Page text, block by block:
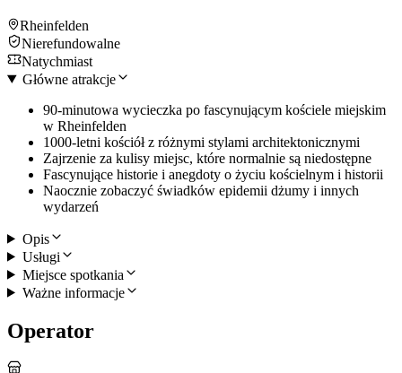
Rheinfelden
Nierefundowalne
Natychmiast
Główne atrakcje
90-minutowa wycieczka po fascynującym kościele miejskim
w Rheinfelden
1000-letni kościół z różnymi stylami architektonicznymi
Zajrzenie za kulisy miejsc, które normalnie są niedostępne
Fascynujące historie i anegdoty o życiu kościelnym i historii
Naocznie zobaczyć świadków epidemii dżumy i innych
wydarzeń
Opis
Usługi
Miejsce spotkania
Ważne informacje
Operator